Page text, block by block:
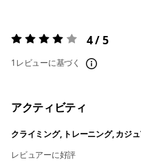
評価:4 / 5 4 / 5
1レビューに基づく
アクティビティ
クライミング, トレーニング, カジ
レビュアーに好評